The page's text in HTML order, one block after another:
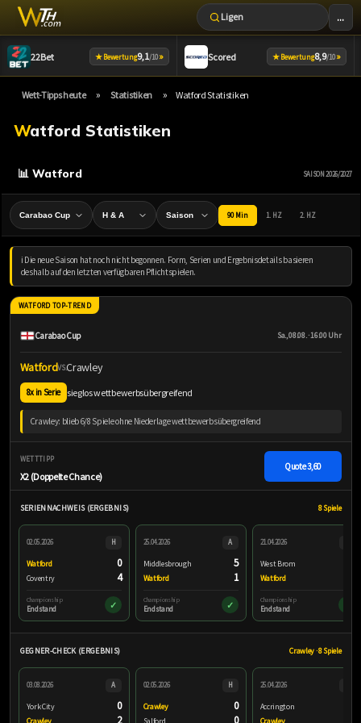
Zum
Inhalt
springen
Ligen ...
22Bet ★Bewertung9,1/10» Scored ★Bewertung8,9/10»
Wett-Tipps heute » Statistiken » Watford Statistiken
Watford Statistiken
📊 Watford SAISON 2026/2027
90 Min 1. HZ 2. HZ
ℹ️ Die neue Saison hat noch nicht begonnen. Form, Serien und Ergebnisdetails basieren
deshalb auf den letzten verfügbaren Pflichtspielen.
WATFORD TOP-TREND
Carabao Cup Sa., 08.08. · 16:00 Uhr
WatfordVS.Crawley
8x in Serie sieglos wettbewerbsübergreifend
Crawley: blieb 6/8 Spiele ohne Niederlage wettbewerbsübergreifend
WETTTIPP
X2 (Doppelte Chance)
Quote3,60
SERIENNACHWEIS (ERGEBNIS) 8 Spiele
02.05.2026 H
Watford 0
Coventry 4
Championship
Endstand ✓
25.04.2026 A
Middlesbrough 5
Watford 1
Championship
Endstand ✓
21.04.2026
West Brom
Watford
Championship
Endstand
GEGNER-CHECK (ERGEBNIS) Crawley · 8 Spiele
03.08.2026 A
York City 0
Crawley 2
02.05.2026 H
Crawley 0
Salford 0
25.04.2026
Accrington
Crawley